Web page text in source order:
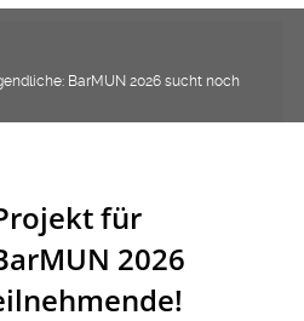
BarMUN 2026 sucht noch
für
2026